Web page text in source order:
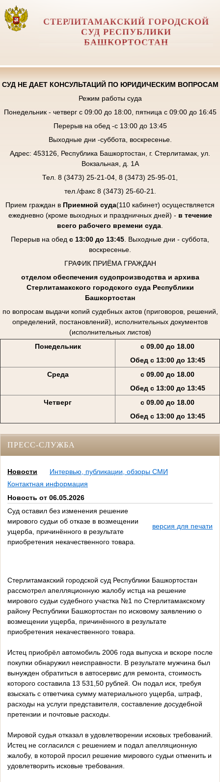
СТЕРЛИТАМАКСКИЙ ГОРОДСКОЙ
СУД РЕСПУБЛИКИ
БАШКОРТОСТАН
СУД НЕ ДАЕТ КОНСУЛЬТАЦИЙ ПО ЮРИДИЧЕСКИМ ВОПРОСАМ
Режим работы суда
Понедельник - четверг с 09:00 до 18:00, пятница с 09:00 до 16:45
Перерыв на обед -с 13:00 до 13:45
Выходные дни -суббота, воскресенье.
Адрес: 453126, Республика Башкортостан, г. Стерлитамак, ул.
Вокзальная, д. 1А
Тел. 8 (3473) 25-21-04, 8 (3473) 25-95-01,
тел./факс 8 (3473) 25-60-21.
Прием граждан в Приемной суда(110 кабинет) осуществляется
ежедневно (кроме выходных и праздничных дней) - в течение
всего рабочего времени суда
Перерыв на обед с 13:00 до 13:45 . Выходные дни - суббота,
воскресенье.
ГРАФИК ПРИЁМА ГРАЖДАН
отделом обеспечения судопроизводства и архива
Стерлитамакского городского суда Республики
Башкортостан
по вопросам выдачи копий судебных актов (приговоров, решений,
определений, постановлений), исполнительных документов
(исполнительных листов)
Понедельник
с 09.00 до 18.00
Обед с 13:00 до 13:45
Среда
с 09.00 до 18.00
Обед с 13:00 до 13:45
Четверг
с 09.00 до 18.00
Обед с 13:00 до 13:45
ПРЕСС-СЛУЖБА
Новости
Интервью, публикации, обзоры СМИ
Контактная информация
Новость от 06.05.2026
Суд оставил без изменения решение
мирового судьи об отказе в возмещении
ущерба, причинённого в результате
приобретения некачественного товара.
версия для печати
Стерлитамакский городской суд Республики Башкортостан
рассмотрел апелляционную жалобу истца на решение
мирового судьи судебного участка №1 по Стерлитамакскому
району Республики Башкортостан по исковому заявлению о
возмещении ущерба, причинённого в результате
приобретения некачественного товара.
Истец приобрёл автомобиль 2006 года выпуска и вскоре после
покупки обнаружил неисправности. В результате мужчина был
вынужден обратиться в автосервис для ремонта, стоимость
которого составила 13 531,50 рублей. Он подал иск, требуя
взыскать с ответчика сумму материального ущерба, штраф,
расходы на услуги представителя, составление досудебной
претензии и почтовые расходы.
Мировой судья отказал в удовлетворении исковых требований.
Истец не согласился с решением и подал апелляционную
жалобу, в которой просил решение мирового судьи отменить и
удовлетворить исковые требования.